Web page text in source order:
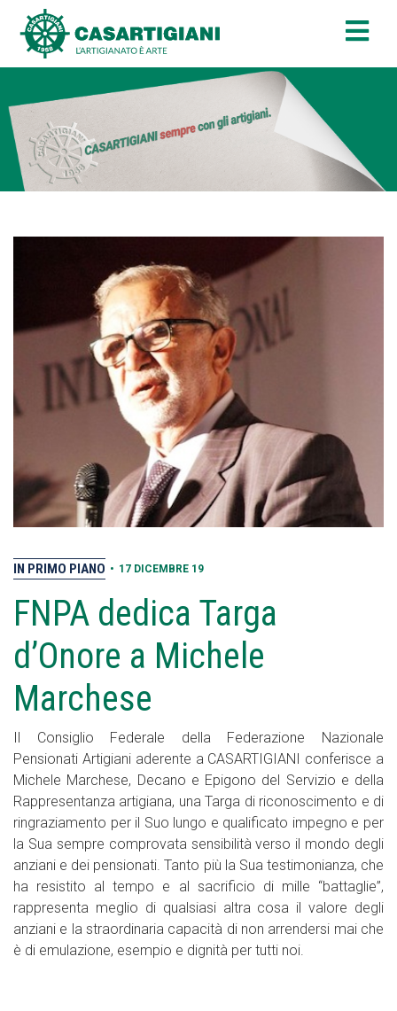
IN PRIMO PIANO • 17 DICEMBRE 19
FNPA dedica Targa
d’Onore a Michele
Marchese
Il Consiglio Federale della Federazione Nazionale
Pensionati Artigiani aderente a CASARTIGIANI conferisce a
Michele Marchese, Decano e Epigono del Servizio e della
Rappresentanza artigiana, una Targa di riconoscimento e di
ringraziamento per il Suo lungo e qualificato impegno e per
la Sua sempre comprovata sensibilità verso il mondo degli
anziani e dei pensionati. Tanto più la Sua testimonianza, che
ha resistito al tempo e al sacrificio di mille “battaglie”,
rappresenta meglio di qualsiasi altra cosa il valore degli
anziani e la straordinaria capacità di non arrendersi mai che
è di emulazione, esempio e dignità per tutti noi.